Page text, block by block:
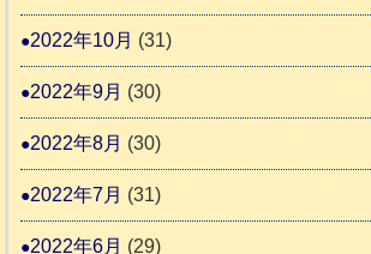
2022年10月 (31)
2022年9月 (30)
2022年8月 (30)
2022年7月 (31)
2022年6月 (29)